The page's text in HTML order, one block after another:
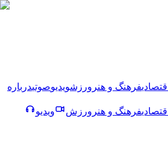
فرهنگ و هنر ورزشویدیوصوتیدرباره
فرهنگ و هنر ورزش
ویدیو